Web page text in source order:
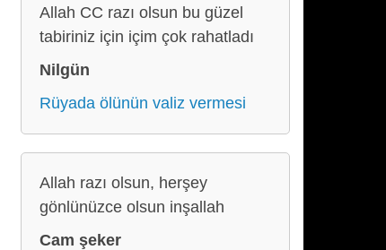
Allah CC razı olsun bu güzel
tabiriniz için içim çok rahatladı
Nilgün
Rüyada ölünün valiz vermesi
Allah razı olsun, herşey
gönlünüzce olsun inşallah
Cam şeker